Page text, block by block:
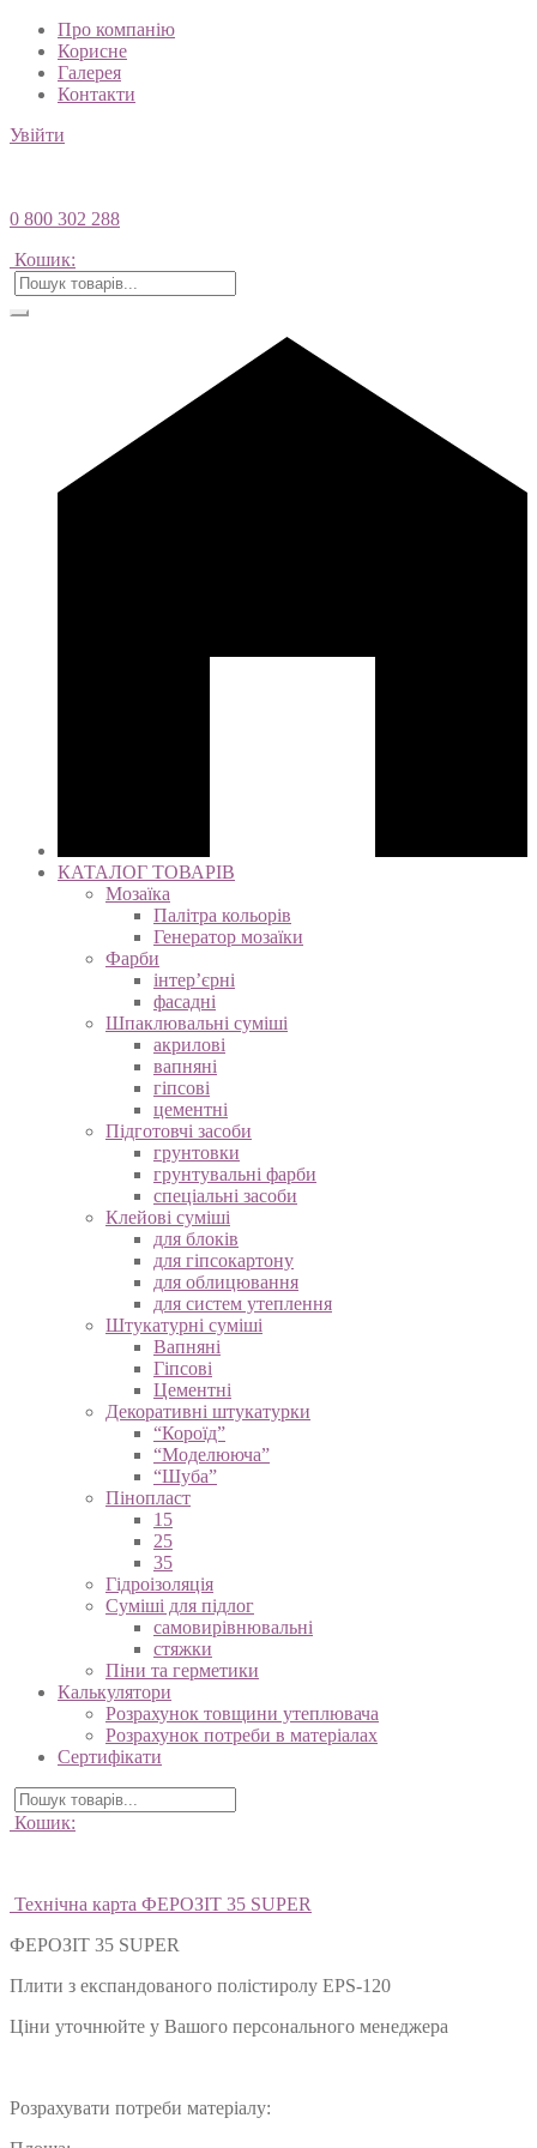
Про компанію
Корисне
Галерея
Контакти
Увійти
0 800 302 288
Кошик:
КАТАЛОГ ТОВАРІВ
Мозаїка
Палітра кольорів
Генератор мозаїки
Фарби
інтер’єрні
фасадні
Шпаклювальні суміші
акрилові
вапняні
гіпсові
цементні
Підготовчі засоби
грунтовки
грунтувальні фарби
спеціальні засоби
Клейові суміші
для блоків
для гіпсокартону
для облицювання
для систем утеплення
Штукатурні суміші
Вапняні
Гіпсові
Цементні
Декоративні штукатурки
“Короїд”
“Моделююча”
“Шуба”
Пінопласт
15
25
35
Гідроізоляція
Суміші для підлог
самовирівнювальні
стяжки
Піни та герметики
Калькулятори
Розрахунок товщини утеплювача
Розрахунок потреби в матеріалах
Сертифікати
Кошик:
Технічна карта ФЕРОЗІТ 35 SUPER
ФЕРОЗІТ 35 SUPER
Плити з експандованого полістиролу EPS-120
Ціни уточнюйте у Вашого персонального менеджера
Розрахувати потреби матеріалу: